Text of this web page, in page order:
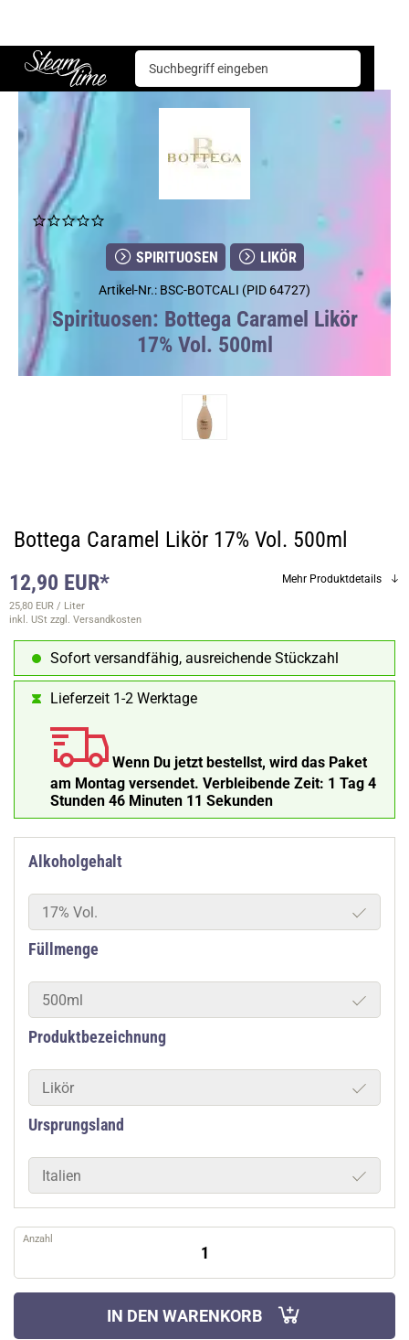
Steam time
Spirituosen Bottega Caramel Likör 17% Vol. 500ml
SPIRITUOSEN LIKÖR
Artikel-Nr.: BSC-BOTCALI (PID 64727)
Spirituosen: Bottega Caramel Likör
17% Vol. 500ml
Bottega Caramel Likör 17% Vol. 500ml
12,90 EUR*
25,80 EUR / Liter
inkl. USt zzgl. Versandkosten
Mehr Produktdetails
Sofort versandfähig, ausreichende Stückzahl
Lieferzeit 1-2 Werktage
Wenn Du jetzt bestellst, wird das Paket
am Montag versendet. Verbleibende Zeit: 1 Tag 4
Stunden 46 Minuten 11 Sekunden
Alkoholgehalt
17% Vol.
Füllmenge
500ml
Produktbezeichnung
Likör
Ursprungsland
Italien
Anzahl
IN DEN WARENKORB